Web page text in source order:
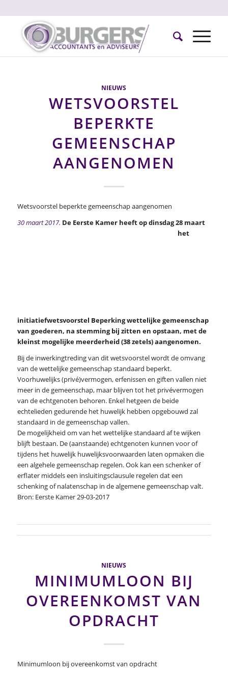
NIEUWS
WETSVOORSTEL
BEPERKTE
GEMEENSCHAP
AANGENOMEN
Wetsvoorstel beperkte gemeenschap aangenomen
30 maart 2017. De Eerste Kamer heeft op dinsdag 28 maart
het
initiatiefwetsvoorstel Beperking wettelijke gemeenschap
van goederen, na stemming bij zitten en opstaan, met de
kleinst mogelijke meerderheid (38 zetels) aangenomen.
Bij de inwerkingtreding van dit wetsvoorstel wordt de omvang
van de wettelijke gemeenschap standaard beperkt.
Voorhuwelijks (privé)vermogen, erfenissen en giften vallen niet
meer in de gemeenschap, maar blijven tot het privévermogen
van de echtgenoten behoren. Enkel hetgeen de beide
echtelieden gedurende het huwelijk hebben opgebouwd zal
standaard in de gemeenschap vallen.
De mogelijkheid om van het wettelijke standaard af te wijken
blijft bestaan. De (aanstaande) echtgenoten kunnen voor of
tijdens het huwelijk huwelijksvoorwaarden laten opmaken die
een algehele gemeenschap regelen. Ook kan een schenker of
erflater middels een insluitingsclausule regelen dat een
schenking of nalatenschap in de algemene gemeenschap valt.
Bron: Eerste Kamer 29-03-2017
NIEUWS
MINIMUMLOON BIJ
OVEREENKOMST VAN
OPDRACHT
Minimumloon bij overeenkomst van opdracht